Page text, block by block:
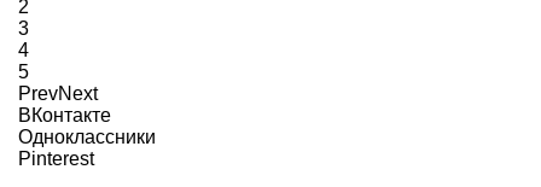
2
3
4
5
PrevNext
ВКонтакте
Одноклассники
Pinterest